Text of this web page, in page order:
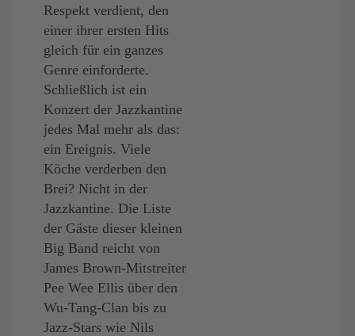
Respekt verdient, den
einer ihrer ersten Hits
gleich für ein ganzes
Genre einforderte.
Schließlich ist ein
Konzert der Jazzkantine
jedes Mal mehr als das:
ein Ereignis. Viele
Köche verderben den
Brei? Nicht in der
Jazzkantine. Die Liste
der Gäste dieser kleinen
Big Band reicht von
James Brown-Mitstreiter
Pee Wee Ellis über den
Wu-Tang-Clan bis zu
Jazz-Stars wie Nils